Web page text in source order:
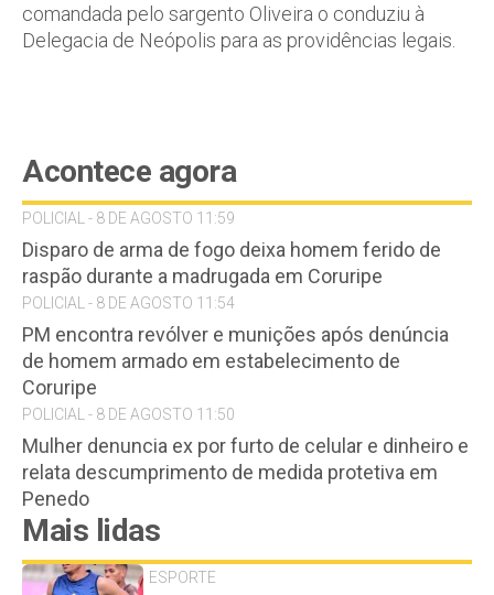
comandada pelo sargento Oliveira o conduziu à
Delegacia de Neópolis para as providências legais.
Acontece agora
POLICIAL - 8 DE AGOSTO 11:59
Disparo de arma de fogo deixa homem ferido de
raspão durante a madrugada em Coruripe
POLICIAL - 8 DE AGOSTO 11:54
PM encontra revólver e munições após denúncia
de homem armado em estabelecimento de
Coruripe
POLICIAL - 8 DE AGOSTO 11:50
Mulher denuncia ex por furto de celular e dinheiro e
relata descumprimento de medida protetiva em
Penedo
Mais lidas
ESPORTE